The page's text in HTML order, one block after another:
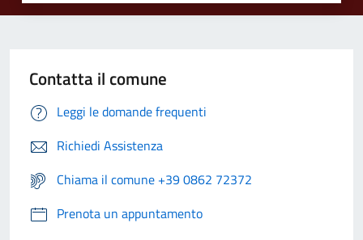
Contatta il comune
Leggi le domande frequenti
Richiedi Assistenza
Chiama il comune +39 0862 72372
Prenota un appuntamento